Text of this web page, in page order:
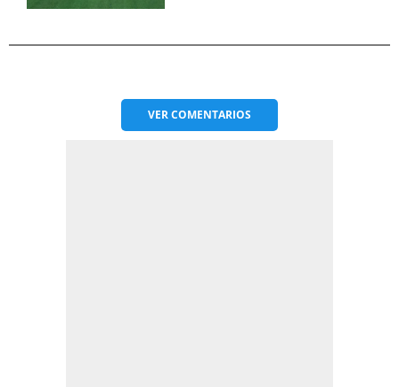
VERCOMENTARIOS